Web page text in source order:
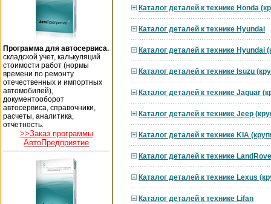
Программа для автосервиса.
складской учет, калькуляций
стоимости работ (нормы
времени по ремонту
отечественных и импортных
автомобилей),
документооборот
автосервиса, справочники,
расчеты, аналитика,
отчетность.
>>Заказ программы
АвтоПредприятие
Каталог деталей к технике Honda
Каталог деталей к технике Hyundai
Каталог деталей к технике Hyundai
Каталог деталей к технике Isuzu
Каталог деталей к технике Jaguar
Каталог деталей к технике Jeep
Каталог деталей к технике KIA
Каталог деталей к технике
Каталог деталей к технике Lexus
Каталог деталей к технике Lifan